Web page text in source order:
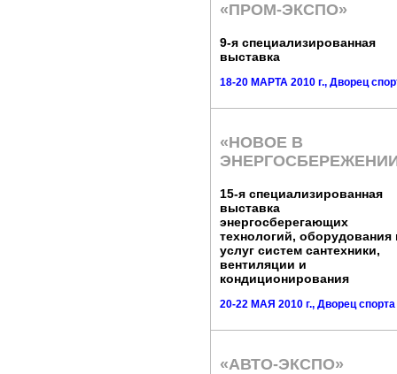
«ПРОМ-ЭКСПО»
9-я специализированная
выставка
18-20 МАРТА 2010 г., Дворец
«НОВОЕ В
15-я специализированная
выставка
энергосберегающих
технологий, оборудования
услуг систем сантехники,
вентиляции и
кондиционирования
20-22 МАЯ 2010 г., Дворец спорта
«АВТО-ЭКСПО»